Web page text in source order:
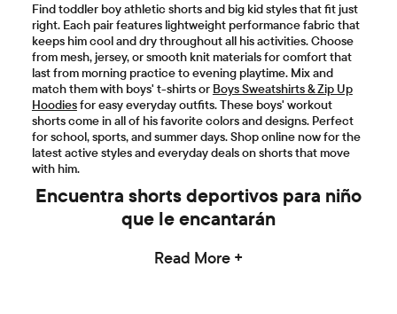
Find toddler boy athletic shorts and big kid styles that fit just
right. Each pair features lightweight performance fabric that
keeps him cool and dry throughout all his activities. Choose
from mesh, jersey, or smooth knit materials for comfort that
last from morning practice to evening playtime. Mix and
match them with boys' t-shirts or Boys Sweatshirts & Zip Up
Hoodiesfor easy everyday outfits. These boys' workout
shorts come in all of his favorite colors and designs. Perfect
for school, sports, and summer days. Shop online now for the
latest active styles and everyday deals on shorts that move
with him.
Encuentra shorts deportivos para niño
que le encantarán
Read More +